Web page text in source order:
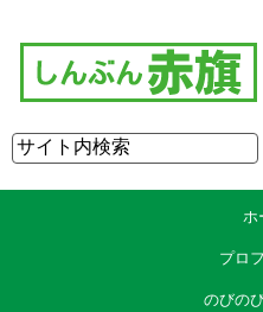
ホ
プロ
のびの